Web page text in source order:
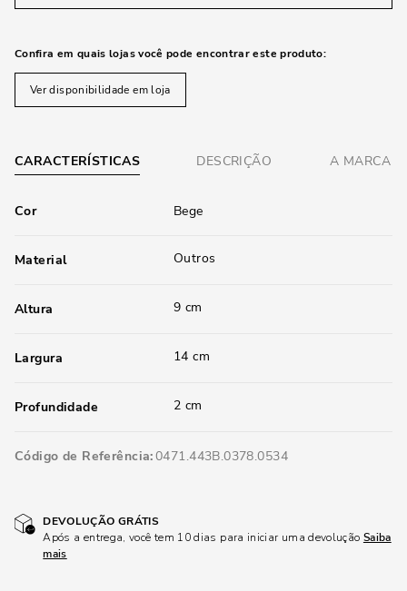
Confira em quais lojas você pode encontrar este produto:
Ver disponibilidade em loja
CARACTERÍSTICAS DESCRIÇÃO A MARCA
Cor Bege
Material Outros
Altura 9 cm
Largura 14 cm
Profundidade 2 cm
Código de Referência 0471.443B.0378.0534
DEVOLUÇÃO GRÁTIS
Após a entrega, você tem 10 dias para iniciar uma devolução Saiba
mais